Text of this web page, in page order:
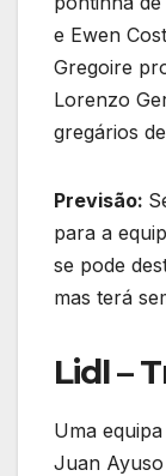
e Ewen
Gregoire
Lorenzo
gregários
Previsão:
para a
se pode
mas terá
Lidl –
Uma
Juan